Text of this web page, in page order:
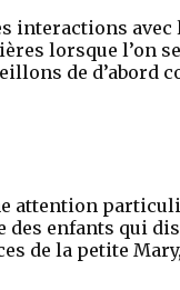
interactions avec
lorsque l’on
de d’abord
attention
enfants qui
de la petite